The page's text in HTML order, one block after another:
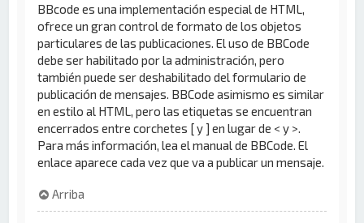
BBcode es una implementación especial de HTML,
ofrece un gran control de formato de los objetos
particulares de las publicaciones. El uso de BBCode
debe ser habilitado por la administración, pero
también puede ser deshabilitado del formulario de
publicación de mensajes. BBCode asimismo es similar
en estilo al HTML, pero las etiquetas se encuentran
encerrados entre corchetes [ y ] en lugar de < y >.
Para más información, lea el manual de BBCode. El
enlace aparece cada vez que va a publicar un mensaje.
Arriba